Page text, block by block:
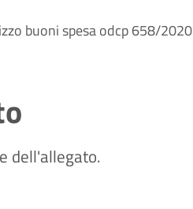
buoni spesa odcp 658/2020
dell'allegato.